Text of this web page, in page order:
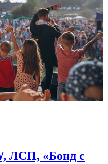
ЛСП, «Бонд с